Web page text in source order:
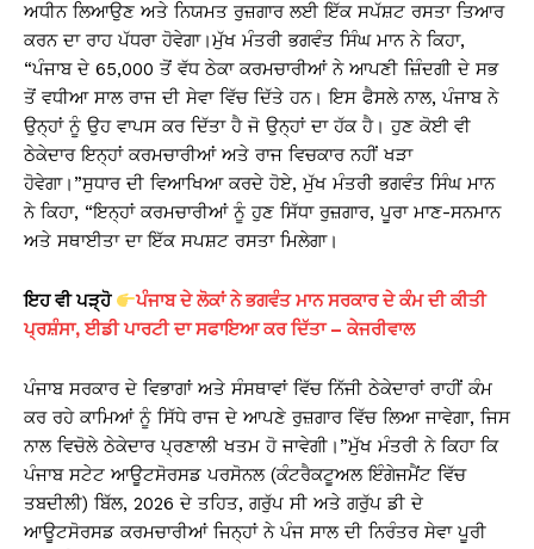
ਅਧੀਨ ਲਿਆਉਣ ਅਤੇ ਨਿਯਮਤ ਰੁਜ਼ਗਾਰ ਲਈ ਇੱਕ ਸਪੱਸ਼ਟ ਰਸਤਾ ਤਿਆਰ
ਕਰਨ ਦਾ ਰਾਹ ਪੱਧਰਾ ਹੋਵੇਗਾ।ਮੁੱਖ ਮੰਤਰੀ ਭਗਵੰਤ ਸਿੰਘ ਮਾਨ ਨੇ ਕਿਹਾ,
“ਪੰਜਾਬ ਦੇ 65,000 ਤੋਂ ਵੱਧ ਠੇਕਾ ਕਰਮਚਾਰੀਆਂ ਨੇ ਆਪਣੀ ਜ਼ਿੰਦਗੀ ਦੇ ਸਭ
ਤੋਂ ਵਧੀਆ ਸਾਲ ਰਾਜ ਦੀ ਸੇਵਾ ਵਿੱਚ ਦਿੱਤੇ ਹਨ। ਇਸ ਫੈਸਲੇ ਨਾਲ, ਪੰਜਾਬ ਨੇ
ਉਨ੍ਹਾਂ ਨੂੰ ਉਹ ਵਾਪਸ ਕਰ ਦਿੱਤਾ ਹੈ ਜੋ ਉਨ੍ਹਾਂ ਦਾ ਹੱਕ ਹੈ। ਹੁਣ ਕੋਈ ਵੀ
ਠੇਕੇਦਾਰ ਇਨ੍ਹਾਂ ਕਰਮਚਾਰੀਆਂ ਅਤੇ ਰਾਜ ਵਿਚਕਾਰ ਨਹੀਂ ਖੜਾ
ਹੋਵੇਗਾ।”ਸੁਧਾਰ ਦੀ ਵਿਆਖਿਆ ਕਰਦੇ ਹੋਏ, ਮੁੱਖ ਮੰਤਰੀ ਭਗਵੰਤ ਸਿੰਘ ਮਾਨ
ਨੇ ਕਿਹਾ, “ਇਨ੍ਹਾਂ ਕਰਮਚਾਰੀਆਂ ਨੂੰ ਹੁਣ ਸਿੱਧਾ ਰੁਜ਼ਗਾਰ, ਪੂਰਾ ਮਾਣ-ਸਨਮਾਨ
ਅਤੇ ਸਥਾਈਤਾ ਦਾ ਇੱਕ ਸਪਸ਼ਟ ਰਸਤਾ ਮਿਲੇਗਾ।
ਇਹ ਵੀ ਪੜ੍ਹੋ
ਪੰਜਾਬ ਦੇ ਲੋਕਾਂ ਨੇ ਭਗਵੰਤ ਮਾਨ ਸਰਕਾਰ ਦੇ ਕੰਮ ਦੀ ਕੀਤੀ
ਪ੍ਰਸ਼ੰਸਾ, ਈਡੀ ਪਾਰਟੀ ਦਾ ਸਫਾਇਆ ਕਰ ਦਿੱਤਾ – ਕੇਜਰੀਵਾਲ
ਪੰਜਾਬ ਸਰਕਾਰ ਦੇ ਵਿਭਾਗਾਂ ਅਤੇ ਸੰਸਥਾਵਾਂ ਵਿੱਚ ਨਿੱਜੀ ਠੇਕੇਦਾਰਾਂ ਰਾਹੀਂ ਕੰਮ
ਕਰ ਰਹੇ ਕਾਮਿਆਂ ਨੂੰ ਸਿੱਧੇ ਰਾਜ ਦੇ ਆਪਣੇ ਰੁਜ਼ਗਾਰ ਵਿੱਚ ਲਿਆ ਜਾਵੇਗਾ, ਜਿਸ
ਨਾਲ ਵਿਚੋਲੇ ਠੇਕੇਦਾਰ ਪ੍ਰਣਾਲੀ ਖਤਮ ਹੋ ਜਾਵੇਗੀ।”ਮੁੱਖ ਮੰਤਰੀ ਨੇ ਕਿਹਾ ਕਿ
ਪੰਜਾਬ ਸਟੇਟ ਆਊਟਸੋਰਸਡ ਪਰਸੋਨਲ (ਕੰਟਰੈਕਟੂਅਲ ਇੰਗੇਜਮੈਂਟ ਵਿੱਚ
ਤਬਦੀਲੀ) ਬਿੱਲ, 2026 ਦੇ ਤਹਿਤ, ਗਰੁੱਪ ਸੀ ਅਤੇ ਗਰੁੱਪ ਡੀ ਦੇ
ਆਊਟਸੋਰਸਡ ਕਰਮਚਾਰੀਆਂ ਜਿਨ੍ਹਾਂ ਨੇ ਪੰਜ ਸਾਲ ਦੀ ਨਿਰੰਤਰ ਸੇਵਾ ਪੂਰੀ